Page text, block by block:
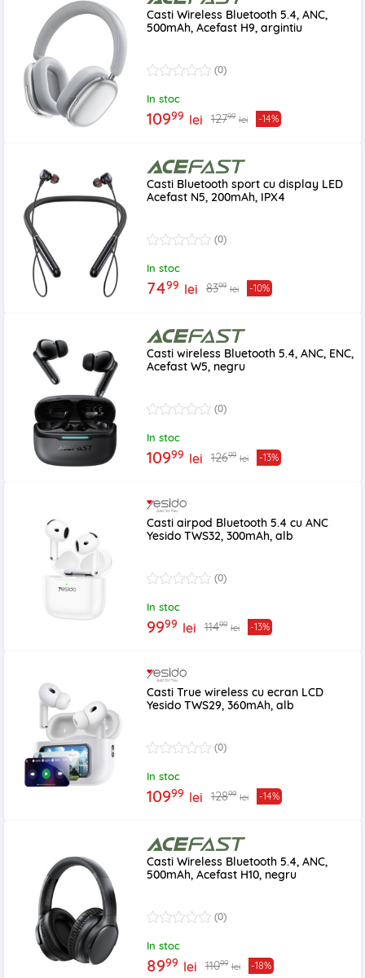
Casti Wireless Bluetooth 5.4, ANC,
500mAh, Acefast H9, argintiu
(0)
In stoc
10999 lei 12799 lei -14%
Casti Bluetooth sport cu display LED
Acefast N5, 200mAh, IPX4
(0)
In stoc
7499 lei 8399 lei -10%
Casti wireless Bluetooth 5.4, ANC, ENC,
Acefast W5, negru
(0)
In stoc
10999 lei 12699 lei -13%
Casti airpod Bluetooth 5.4 cu ANC
Yesido TWS32, 300mAh, alb
(0)
In stoc
9999 lei 11499 lei -13%
Casti True wireless cu ecran LCD
Yesido TWS29, 360mAh, alb
(0)
In stoc
10999 lei 12899 lei -14%
Casti Wireless Bluetooth 5.4, ANC,
500mAh, Acefast H10, negru
(0)
In stoc
8999 lei 11099 lei -18%